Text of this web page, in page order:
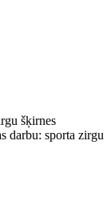
šķirnes
darbu: sporta zirgu